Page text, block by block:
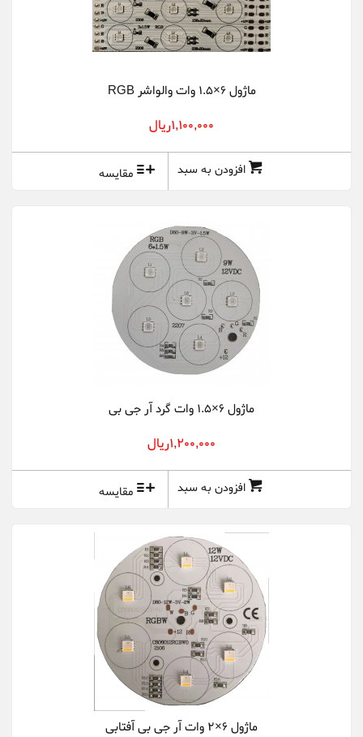
ماژول 6×1.5 وات والواشر RGB
1,100,000ريال
افزودن به سبد مقایسه
ماژول 6×1.5 وات گرد آر جی بی
1,200,000ريال
افزودن به سبد مقایسه
ماژول 6×2 وات آر جی بی آفتابی